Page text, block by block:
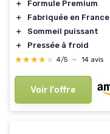
＋
Formule Premium
＋
Fabriquée en France
＋
Sommeil puissant
＋
Pressée à froid
★★★★★
★★★★★ 4/5 — 14 avis
Voir l'offre